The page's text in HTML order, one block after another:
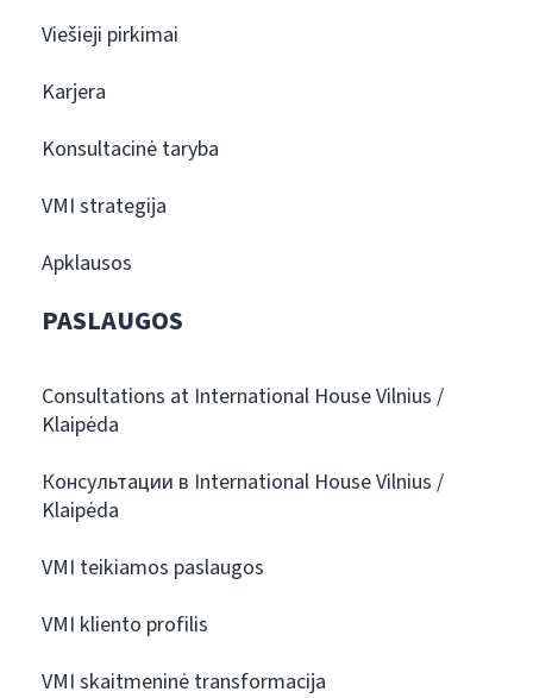
Viešieji pirkimai
Karjera
Konsultacinė taryba
VMI strategija
Apklausos
PASLAUGOS
Consultations at International House Vilnius /
Klaipėda
Консультации в International House Vilnius /
Klaipėda
VMI teikiamos paslaugos
VMI kliento profilis
VMI skaitmeninė transformacija